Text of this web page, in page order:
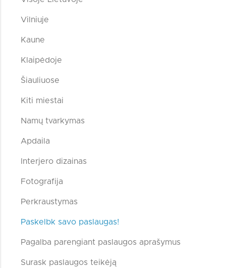
Vilniuje
Kaune
Klaipėdoje
Šiauliuose
Kiti miestai
Namų tvarkymas
Apdaila
Interjero dizainas
Fotografija
Perkraustymas
Paskelbk savo paslaugas!
Pagalba parengiant paslaugos aprašymus
Surask paslaugos teikėją